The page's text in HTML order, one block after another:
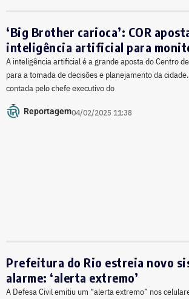
‘Big Brother carioca’: COR
inteligência artificial para
A inteligência artificial é a grande aposta do Centro
para a tomada de decisões e planejamento da
contada pelo chefe executivo do
Reportagem04/02/2025 11:38
Prefeitura do Rio estreia novo
alarme: ‘alerta extremo’
A Defesa Civil emitiu um “alerta extremo” nos